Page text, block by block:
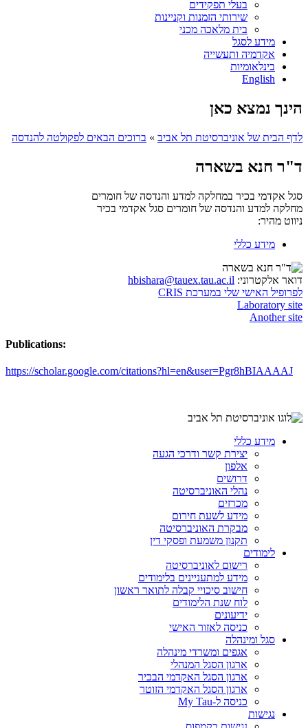
בעלי תפקידים
שירותי הזמנות וקניינות
בית מלאכה מכני
מידע לסגל
אקדמיה ותעשייה
בינלאומיות
English
הינך נמצא כאן
לדף הבית של אוניברסיטת תל אביב » ברוכים הבאים לפקולטה להנדסה
ד"ר חנא בשארה
סגל אקדמי בכיר במחלקה למדע והנדסה של חומרים
מחלקה למדע והנדסה של חומרים סגל אקדמי בכיר
ניווט מהיר:
מידע כללי
דואר אלקטרוני: hbishara@tauex.tau.ac.il
לפרופיל האישי שלי במערכת CRIS
Laboratory site
Another site
Publications:
https://scholar.google.com/citations?hl=en&user=Pgr8hBIAAAAJ
מידע כללי
יצירת קשר ודרכי הגעה
אלפון
דרושים
נהלי האוניברסיטה
מכרזים
מידע לשעת חירום
מבקרת האוניברסיטה
תקנון משמעת ופסקי דין
לימודים
רישום לאוניברסיטה
מידע למתעניינים בלימודים
חישוב סיכויי קבלה לתואר ראשון
לוח שנת הלימודים
ידיעונים
כניסה לאזור האישי
סגל ומינהלה
אגפים ומשרדי מינהלה
ארגון הסגל המנהלי
ארגון הסגל האקדמי הבכיר
ארגון הסגל האקדמי הזוטר
כניסה ל-My Tau
נגישות